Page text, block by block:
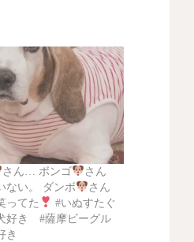
さん… ボンゴ
さん
ない。 ダンボ
さん
ってた
#いぬすたぐ
好き #薩摩ビーグル
き